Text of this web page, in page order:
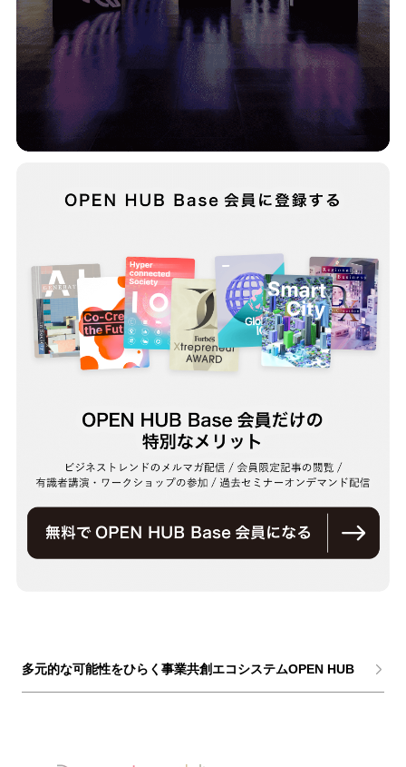
多元的な可能性をひらく事業共創エコシステムOPEN HUB